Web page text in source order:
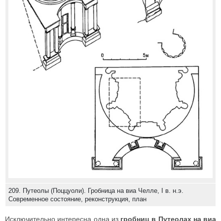
209. Путеолы (Поццуоли). Гробница на виа Челле, I в. н.э.
Современное состояние, реконструкция, план
Исключительно интересна одна из гробниц в Путеолах на виа